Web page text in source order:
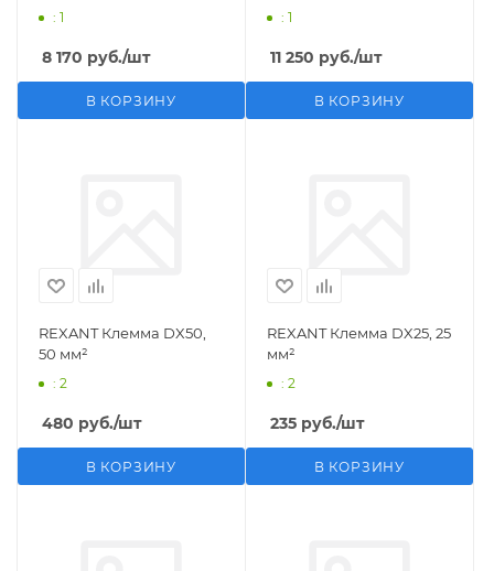
фильтрацией
: 1
8 170 руб./шт
В КОРЗИНУ
: 1
11 250 руб./шт
В КОРЗИНУ
REXANT Клемма DX50,
50 мм²
: 2
480 руб./шт
В КОРЗИНУ
REXANT Клемма DX25, 25
мм²
: 2
235 руб./шт
В КОРЗИНУ